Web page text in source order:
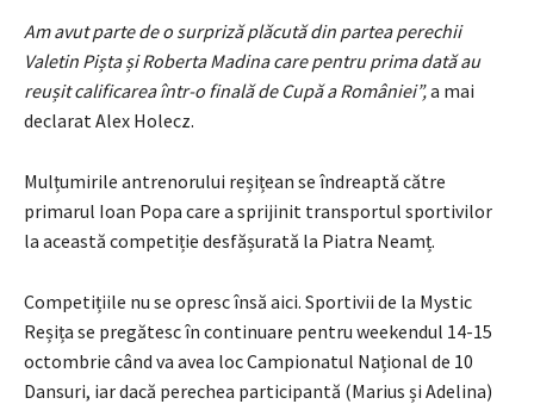
Am avut parte de o surpriză plăcută din partea perechii
Valetin Pișta și Roberta Madina care pentru prima dată au
reușit calificarea într-o finală de Cupă a României”,a mai
declarat Alex Holecz.
Mulțumirile antrenorului reșițean se îndreaptă către
primarul Ioan Popa care a sprijinit transportul sportivilor
la această competiție desfășurată la Piatra Neamț.
Competițiile nu se opresc însă aici. Sportivii de la Mystic
Reșița se pregătesc în continuare pentru weekendul 14-15
octombrie când va avea loc Campionatul Național de 10
Dansuri, iar dacă perechea participantă (Marius și Adelina)